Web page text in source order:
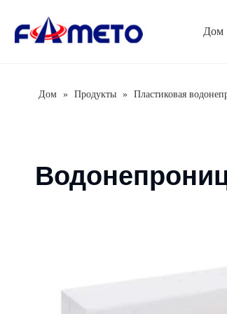
Дом
Дом » Продукты » Пластиковая